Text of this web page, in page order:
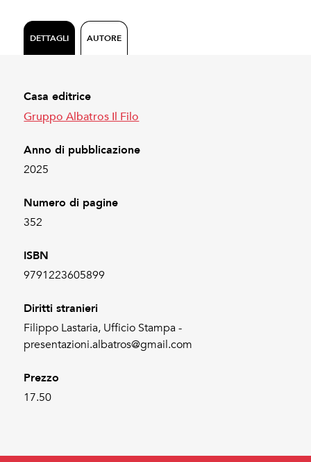
DETTAGLI AUTORE
Casa editrice
Gruppo Albatros Il Filo
Anno di pubblicazione
2025
Numero di pagine
352
ISBN
9791223605899
Diritti stranieri
Filippo Lastaria, Ufficio Stampa -
presentazioni.albatros@gmail.com
Prezzo
17.50